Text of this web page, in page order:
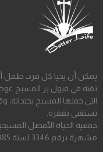
يمكن أن يحيا كل فرد، طفل
ثقته في قبول بر المسيح
التي حملها المسيح بجلداته،
نستغنى بفقره.
جمعية الحياة الأفضل
مشهرة برقم 3346 لسنة 1985 م